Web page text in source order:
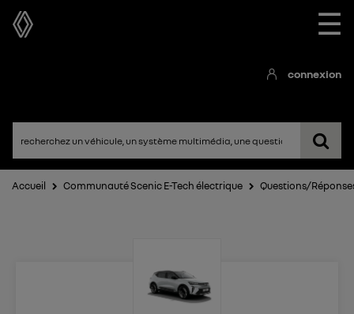
☰
connexion
Accueil Communauté Scenic E-Tech électrique Questions/